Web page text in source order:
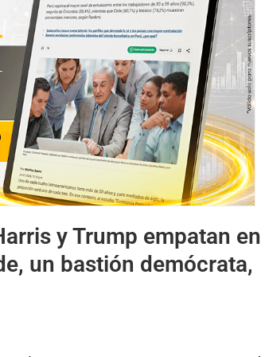
y Trump empatan
un bastión demócrata,